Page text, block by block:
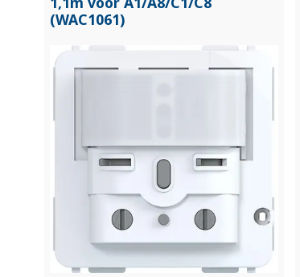
(WAC1061)